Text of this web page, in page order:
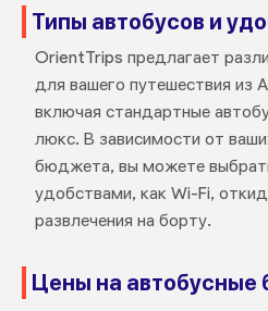
Типы автобусов и
OrientTrips предлагает
для вашего путешествия из
включая стандартные
люкс. В зависимости от
бюджета, вы можете
удобствами, как Wi-Fi,
развлечения на борту.
Цены на автобусные